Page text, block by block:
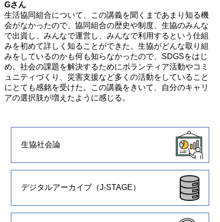
Gさん
生活協同組合について、この講義を聞くまであまり知る機
会がなかったので、協同組合の歴史や制度、生協のみんな
で出資し、みんなで運営し、みんなで利用するという仕組
みを初めて詳しく知ることができた。生協がどんな取り組
みをしているのかも何も知らなかったので、SDGSをはじ
め、社会の課題を解決するためにボランティア活動やコミ
ュニティづくり、災害支援など多くの活動をしていること
にとても感銘を受けた。この講義をきいて、自分のキャリ
アの選択肢が増えたように感じる。
生協社会論
デジタルアーカイブ（J-STAGE）